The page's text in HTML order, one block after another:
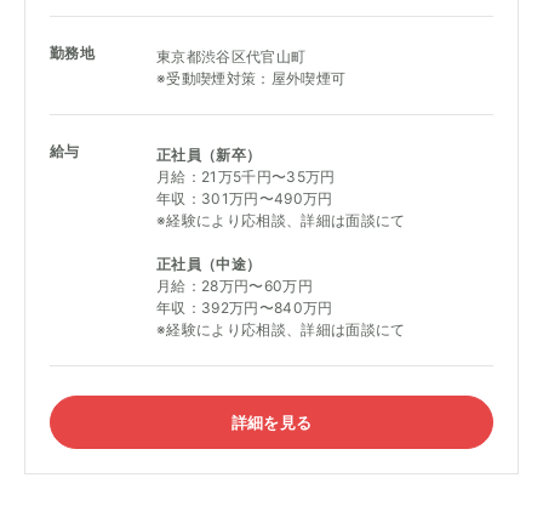
リモートワーク実施中
副業OK
産休・育休実績あり
ユニークな福利厚生
カルチャー愛がある
ソーシャルグッドな仕事
最先端の技術を学べる
勤務地
東京都渋谷区代官山町
※受動喫煙対策：屋外喫煙可
給与
正社員（新卒）
月給：21万5千円〜35万円
年収：301万円〜490万円
※経験により応相談、詳細は面談にて
正社員（中途）
月給：28万円〜60万円
年収：392万円〜840万円
※経験により応相談、詳細は面談にて
詳細を見る